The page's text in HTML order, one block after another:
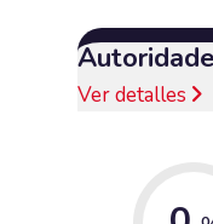
Ver detalles